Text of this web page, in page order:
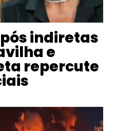
indiretas
e
repercute